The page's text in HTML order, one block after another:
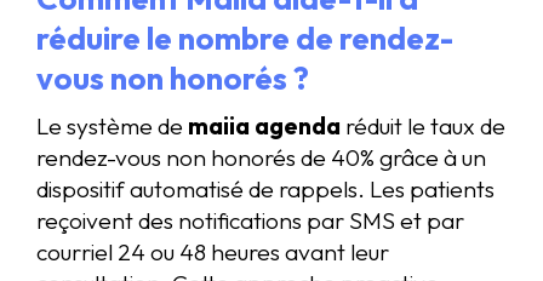
réduire le nombre de rendez-
vous non honorés ?
Le système de maiia agenda réduit le taux de
rendez-vous non honorés de 40% grâce à un
dispositif automatisé de rappels. Les patients
reçoivent des notifications par SMS et par
courriel 24 ou 48 heures avant leur